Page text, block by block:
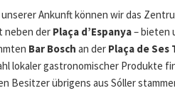
unserer Ankunft können wir das
neben der Plaça d’Espanya– bieten
Bar Bosch an der Plaça de
lokaler gastronomischer Produkte
Besitzer übrigens aus Sóller